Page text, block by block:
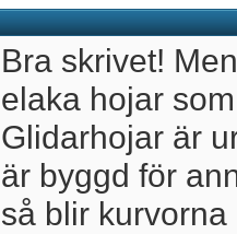
Bra skrivet!
elaka hojar
Glidarhojar är
är byggd för
så blir